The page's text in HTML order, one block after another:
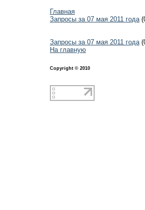
Главная
Запросы за 07 мая 2011 года
Запросы за 07 мая 2011 года
На главную
Copyright © 2010